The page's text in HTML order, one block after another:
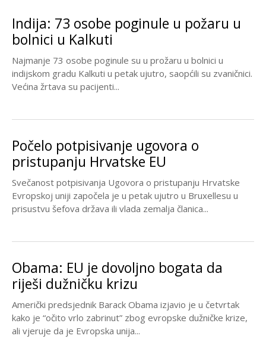
Indija: 73 osobe poginule u požaru u
bolnici u Kalkuti
Najmanje 73 osobe poginule su u prožaru u bolnici u
indijskom gradu Kalkuti u petak ujutro, saopćili su zvaničnici.
Većina žrtava su pacijenti...
Počelo potpisivanje ugovora o
pristupanju Hrvatske EU
Svečanost potpisivanja Ugovora o pristupanju Hrvatske
Evropskoj uniji započela je u petak ujutro u Bruxellesu u
prisustvu šefova država ili vlada zemalja članica...
Obama: EU je dovoljno bogata da
riješi dužničku krizu
Američki predsjednik Barack Obama izjavio je u četvrtak
kako je “očito vrlo zabrinut” zbog evropske dužničke krize,
ali vjeruje da je Evropska unija...